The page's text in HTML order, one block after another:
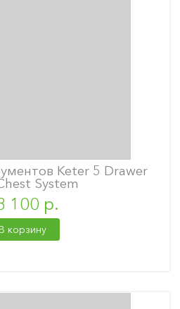
Keter 5 Drawer
System
100 р.
В корзину